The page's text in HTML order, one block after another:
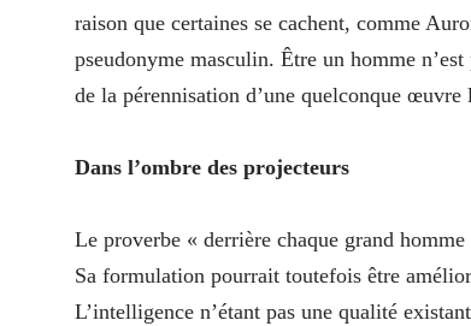
raison que certaines se cachent, comme
pseudonyme masculin. Être un homme
de la pérennisation d’une quelconque œuvre
Dans l’ombre des projecteurs
Le proverbe « derrière chaque grand
Sa formulation pourrait toutefois être
L’intelligence n’étant pas une qualité